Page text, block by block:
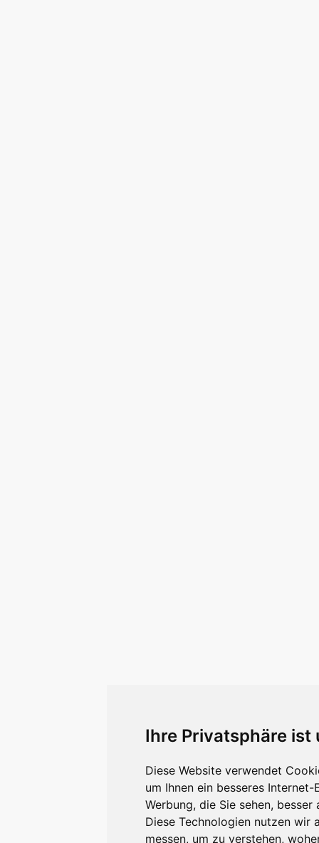
Ihre Privatsphäre ist
Diese Website verwendet
um Ihnen ein besseres
Werbung, die Sie sehen,
Diese Technologien nutzen wir
messen, um zu verstehen,